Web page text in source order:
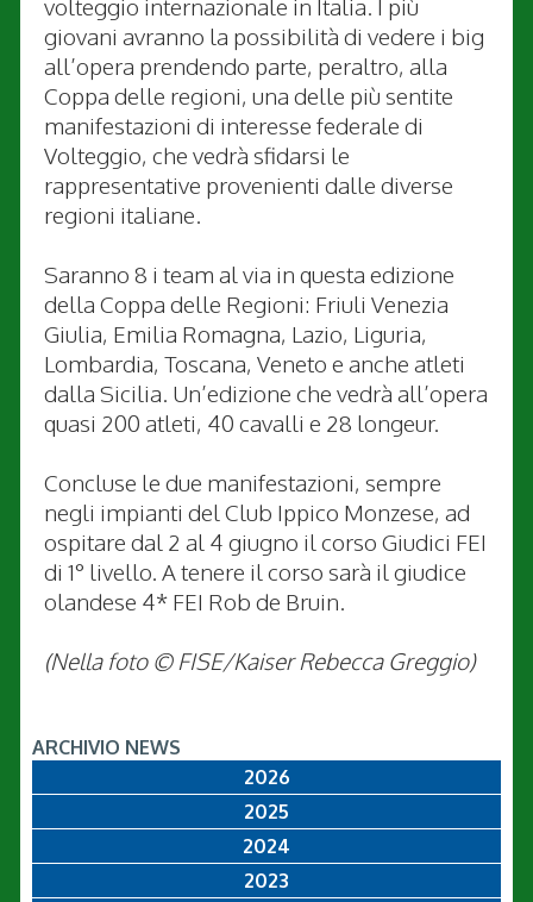
volteggio internazionale in Italia. I più
giovani avranno la possibilità di vedere i big
all’opera prendendo parte, peraltro, alla
Coppa delle regioni, una delle più sentite
manifestazioni di interesse federale di
Volteggio, che vedrà sfidarsi le
rappresentative provenienti dalle diverse
regioni italiane.
Saranno 8 i team al via in questa edizione
della Coppa delle Regioni: Friuli Venezia
Giulia, Emilia Romagna, Lazio, Liguria,
Lombardia, Toscana, Veneto e anche atleti
dalla Sicilia. Un’edizione che vedrà all’opera
quasi 200 atleti, 40 cavalli e 28 longeur.
Concluse le due manifestazioni, sempre
negli impianti del Club Ippico Monzese, ad
ospitare dal 2 al 4 giugno il corso Giudici FEI
di 1° livello. A tenere il corso sarà il giudice
olandese 4* FEI Rob de Bruin.
(Nella foto © FISE/Kaiser Rebecca Greggio)
ARCHIVIO NEWS
2026
2025
2024
2023